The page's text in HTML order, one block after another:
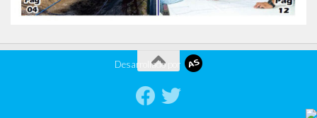
Desarrollado por